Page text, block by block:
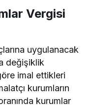
Vergisi
uygulanacak
değişiklik
imal ettikleri
kurumların
kurumlar